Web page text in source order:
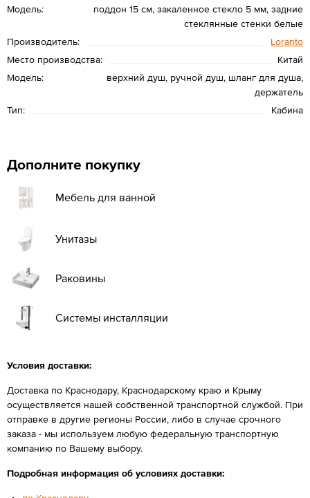
Модель:
поддон 15 см, закаленное стекло 5 мм, задние
стеклянные стенки белые
Производитель:
Loranto
Место производства:
Китай
Модель:
верхний душ, ручной душ, шланг для душа,
держатель
Тип:
Кабина
Дополните покупку
Мебель для ванной
Унитазы
Раковины
Системы инсталляции
Условия доставки:
Доставка по Краснодару, Краснодарскому краю и Крыму
осуществляется нашей собственной транспортной службой. При
отправке в другие регионы России, либо в случае срочного
заказа - мы используем любую федеральную транспортную
компанию по Вашему выбору.
Подробная информация об условиях доставки: